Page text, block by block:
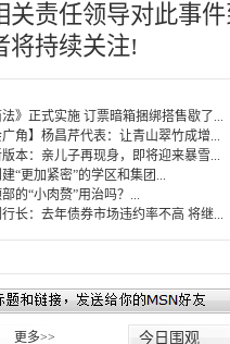
关责任领导对此事
将持续关注!
法》正式实施 订票暗箱捆绑搭售歇了...
广角】杨昌芹代表：让青山翠竹成增...
本：亲儿子再现身，即将迎来暴雪...
“更加紧密”的学区和集团...
的“小肉赘”用治吗？...
长：去年债券市场违约率不高 将继...
更多>> 今日围观